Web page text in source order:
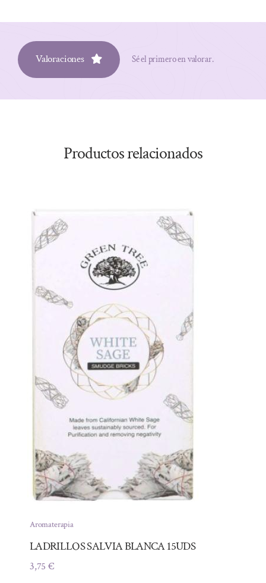
Valoraciones Sé el primero en valorar.
Productos relacionados
Aromaterapia
LADRILLOS SALVIA BLANCA 15UDS
3,75€